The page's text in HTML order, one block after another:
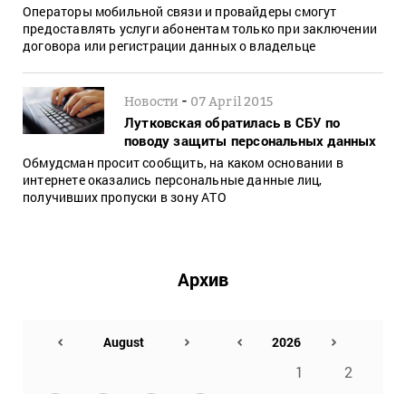
Операторы мобильной связи и провайдеры смогут
предоставлять услуги абонентам только при заключении
договора или регистрации данных о владельце
Новости - 07 April 2015
Лутковская обратилась в СБУ по
поводу защиты персональных данных
Обмудсман просит сообщить, на каком основании в
интернете оказались персональные данные лиц,
получивших пропуски в зону АТО
Архив
1
2